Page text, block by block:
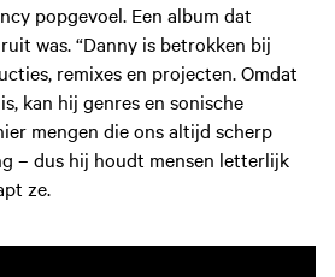
popgevoel. Een album dat
was. “Danny is betrokken bij
remixes en projecten. Omdat
kan hij genres en sonische
mengen die ons altijd scherp
– dus hij houdt mensen letterlijk
ze.